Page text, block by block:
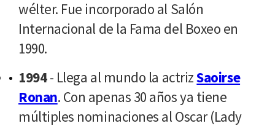
wélter. Fue incorporado al Salón
Internacional de la Fama del Boxeo en
1990.
1994- Llega al mundo la actrizSaoirse
Ronan. Con apenas 30 años ya tiene
múltiples nominaciones al Oscar (Lady